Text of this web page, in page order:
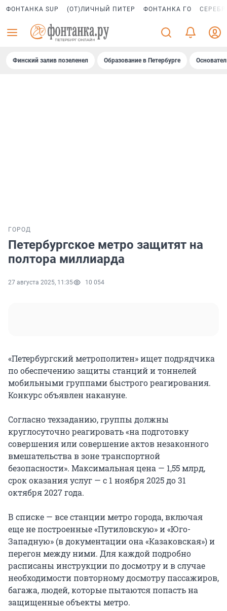
ФОНТАНКА SUP (ОТ)ЛИЧНЫЙ ПИТЕР ФОНТАНКА ГО
Финский залив позеленел Образование в Петербурге
ГОРОД
Петербургское метро защитят на
полтора миллиарда
27 августа 2025, 11:35 10 054
«Петербургский метрополитен» ищет подрядчика
по обеспечению защиты станций и тоннелей
мобильными группами быстрого реагирования.
Конкурс объявлен накануне.
Согласно техзаданию, группы должны
круглосуточно реагировать «на подготовку
совершения или совершение актов незаконного
вмешательства в зоне транспортной
безопасности». Максимальная цена — 1,55 млрд,
срок оказания услуг — с 1 ноября 2025 до 31
октября 2027 года.
В списке — все станции метро города, включая
еще не построенные «Путиловскую» и «Юго-
Западную» (в документации она «Казаковская») и
перегон между ними. Для каждой подробно
расписаны инструкции по досмотру и в случае
необходимости повторному досмотру пассажиров,
багажа, людей, которые пытаются попасть на
защищенные объекты метро.